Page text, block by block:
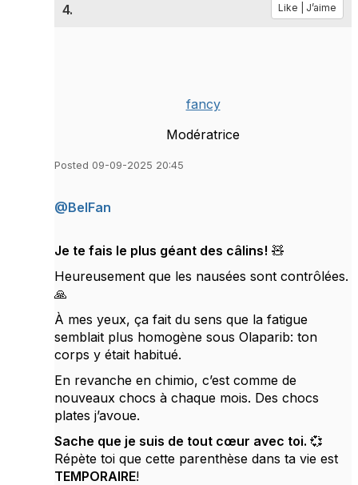
4. Like | J’aime
fancy
Modératrice
Posted 09-09-2025 20:45
@BelFan
Je te fais le plus géant des câlins! 🧸
Heureusement que les nausées sont contrôlées.
🙏
À mes yeux, ça fait du sens que la fatigue
semblait plus homogène sous Olaparib: ton
corps y était habitué.
En revanche en chimio, c’est comme de
nouveaux chocs à chaque mois. Des chocs
plates j’avoue.
Sache que je suis de tout cœur avec toi. 💞
Répète toi que cette parenthèse dans ta vie est
TEMPORAIRE!